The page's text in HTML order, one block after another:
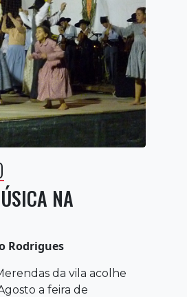
NA
Rodrigues
da vila acolhe
a feira de